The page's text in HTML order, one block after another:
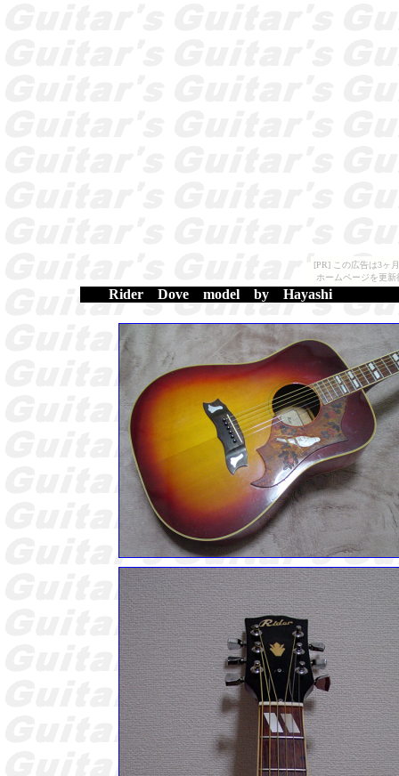
[PR] この広告は3ヶ
ホームページを更
Rider Dove model by Hayashi